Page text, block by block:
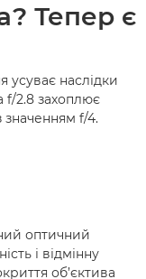
Тепер є
усуває наслідки
f/2.8 захоплює
значенням f/4.
оптичний
і відмінну
об’єктива